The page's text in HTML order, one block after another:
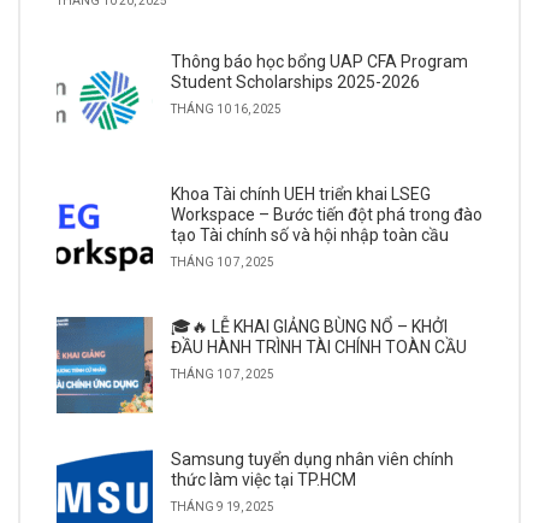
Thông báo học bổng UAP CFA Program
Student Scholarships 2025-2026
THÁNG 10 16, 2025
Khoa Tài chính UEH triển khai LSEG
Workspace – Bước tiến đột phá trong đào
tạo Tài chính số và hội nhập toàn cầu
THÁNG 10 7, 2025
🎓🔥 LỄ KHAI GIẢNG BÙNG NỔ – KHỞI
ĐẦU HÀNH TRÌNH TÀI CHÍNH TOÀN CẦU
THÁNG 10 7, 2025
Samsung tuyển dụng nhân viên chính
thức làm việc tại TP.HCM
THÁNG 9 19, 2025